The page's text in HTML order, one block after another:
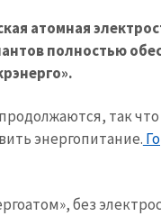
атомная
полностью
так
энергопитание.
без